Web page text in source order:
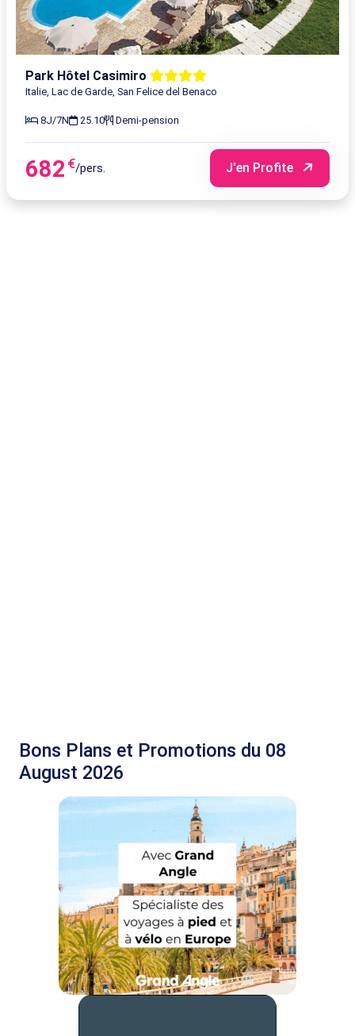
Park Hôtel Casimiro
Italie, Lac de Garde, San Felice del Benaco
8J/7N 25.10 Demi-pension
682 €/pers. J'en Profite
Bons Plans et Promotions du 08
August 2026